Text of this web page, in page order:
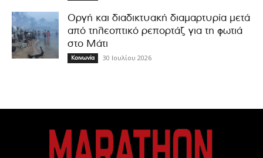
Οργή και διαδικτυακή διαμαρτυρία μετά
από τηλεοπτικό ρεπορτάζ για τη φωτιά
στο Μάτι
Κοινωνία 30 Ιουλίου 2026